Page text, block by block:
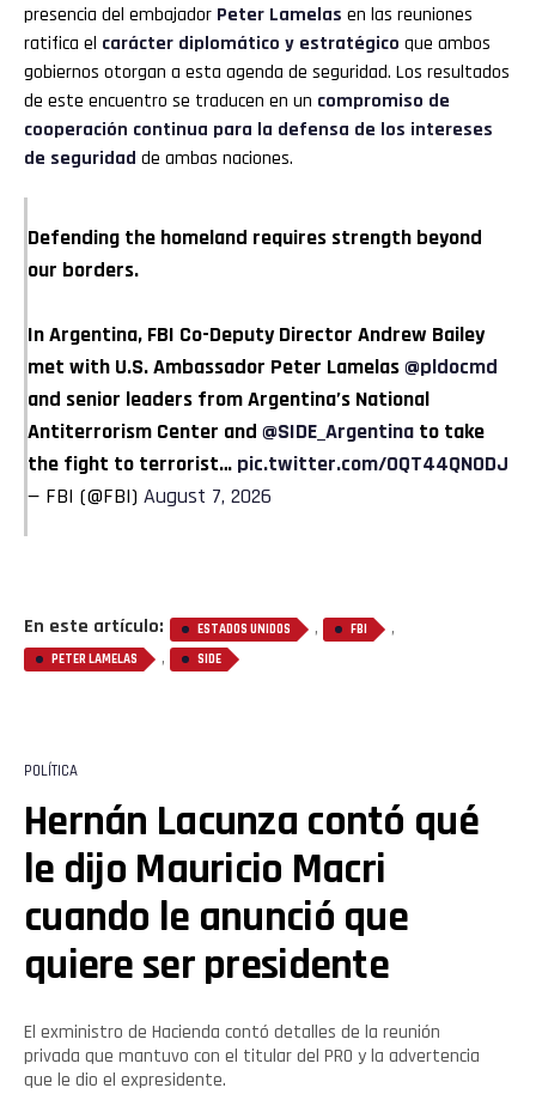
presencia del embajador Peter Lamelas en las reuniones
ratifica el carácter diplomático y estratégico que ambos
gobiernos otorgan a esta agenda de seguridad. Los resultados
de este encuentro se traducen en un compromiso de
cooperación continua para la defensa de los intereses
de seguridad de ambas naciones.
Defending the homeland requires strength beyond
our borders.
In Argentina, FBI Co-Deputy Director Andrew Bailey
met with U.S. Ambassador Peter Lamelas@pldocmd
and senior leaders from Argentina’s National
Antiterrorism Center and @SIDE_Argentina to take
the fight to terrorist… pic.twitter.com/0QT44QN0DJ
— FBI (@FBI) August 7, 2026
En este artículo: ESTADOS UNIDOS , FBI ,
PETER LAMELAS , SIDE
POLÍTICA
Hernán Lacunza contó qué
le dijo Mauricio Macri
cuando le anunció que
quiere ser presidente
El exministro de Hacienda contó detalles de la reunión
privada que mantuvo con el titular del PRO y la advertencia
que le dio el expresidente.